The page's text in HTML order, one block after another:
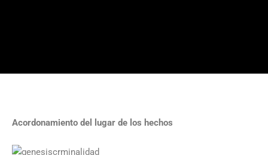
Acordonamiento del lugar de los hechos